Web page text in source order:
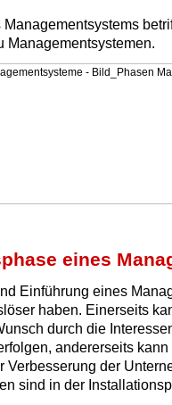
Managementsystems
Managementsystemen.
eines
Einführung eines
haben. Einerseits
durch die
andererseits
Verbesserung der
sind in der